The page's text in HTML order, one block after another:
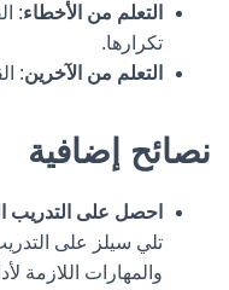
التعلم من الأخطاء:
تكرارها.
التعلم من الآخرين:
نصائح إضافية
احصل على التدريب
تلي سيلز على
والمهارات اللازمة